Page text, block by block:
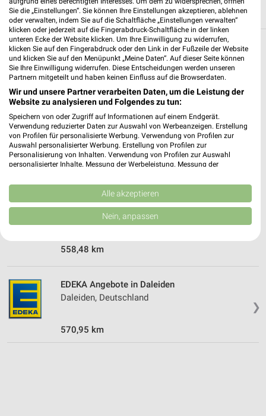
Weitere EDEKA Geschäfte mit Angeboten in
und um Bleialf
4 Geschäfte und Orte
EDEKA Angebote in Schönecken
Schönecken, Deutschland
548,90 km
❯
EDEKA Angebote in Waxweiler
Waxweiler, Deutschland
558,48 km
❯
EDEKA Angebote in Daleiden
Daleiden, Deutschland
570,95 km
Sie die „Einstellungen“. Sie können Ihre Einstellungen akzeptieren, ablehnen
oder verwalten, indem Sie auf die Schaltfläche „Einstellungen verwalten“
klicken oder jederzeit auf die Fingerabdruck-Schaltfläche in der linken
unteren Ecke der Website klicken. Um Ihre Einwilligung zu widerrufen,
klicken Sie auf den Fingerabdruck oder den Link in der Fußzeile der Website
und klicken Sie auf den Menüpunkt „Meine Daten“. Auf dieser Seite können
Sie Ihre Einwilligung widerrufen. Diese Entscheidungen werden unseren
Partnern mitgeteilt und haben keinen Einfluss auf die Browserdaten.
Wir und unsere Partner verarbeiten Daten, um die Leistung der
Website zu analysieren und Folgendes zu tun:
Speichern von oder Zugriff auf Informationen auf einem Endgerät.
Verwendung reduzierter Daten zur Auswahl von Werbeanzeigen. Erstellung
von Profilen für personalisierte Werbung. Verwendung von Profilen zur
Auswahl personalisierter Werbung. Erstellung von Profilen zur
Personalisierung von Inhalten. Verwendung von Profilen zur Auswahl
personalisierter Inhalte. Messung der Werbeleistung. Messung der
Kombinationen von Daten aus verschiedenen Quellen. Entwicklung und
Verbesserung der Angebote. Verwendung reduzierter Daten zur Auswahl
von Inhalten.
Daten können außerhalb der Europäischen Union weitergegeben und in die
USA gesendet werden.
Website/App.
IAB-Verarbeitungszwecke:
Speichern von oder Zugriff auf Informationen
auf einem Endgerät
Alle akzeptieren
Nein, anpassen